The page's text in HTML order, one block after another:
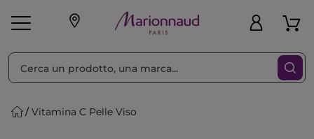
Make-up Profumi
Vitamina C Pelle Viso
Ordina per Filtra